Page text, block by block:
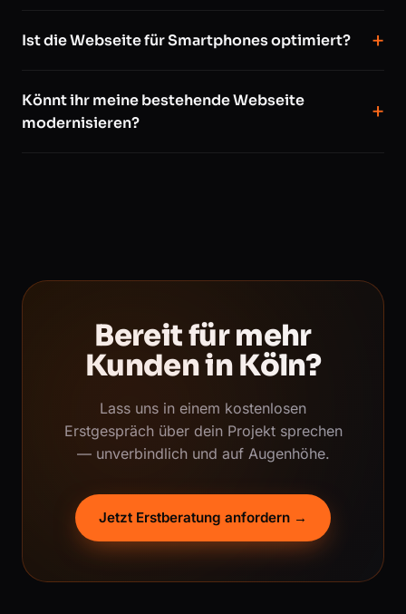
Ist die Webseite für Smartphones optimiert?
Könnt ihr meine bestehende Webseite
modernisieren?
Bereit für mehr
Kunden in Köln?
Lass uns in einem kostenlosen
Erstgespräch über dein Projekt sprechen
— unverbindlich und auf Augenhöhe.
Jetzt Erstberatung anfordern →